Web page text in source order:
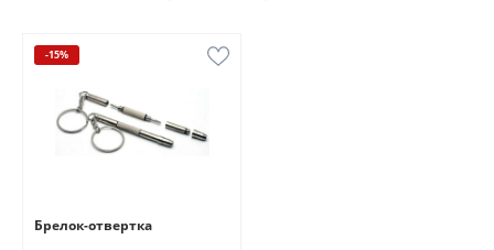
-15%
Брелок-отвертка